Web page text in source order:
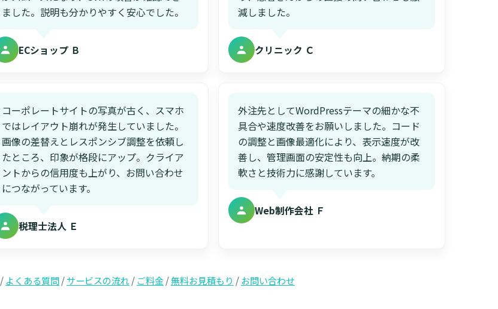
ました。説明も分かりやすく安心でした。
ECショップ Ｂ
減しました。
クリニック Ｃ
コーポレートサイトの写真が古く、スマホ
ではレイアウト崩れが発生していました。
画像の差替えとレスポンシブ調整を依頼し
たところ、印象が格段にアップ。クライア
ントからの信用度も上がり、お問い合わせ
につながっています。
税理士法人 Ｅ
外注先としてWordPressテーマの細かな不
具合や速度改善をお願いしました。コード
の調整と画像最適化により、表示速度が改
善し、管理画面の安定性も向上。納期の柔
軟さと技術力に感謝しています。
Web制作会社 Ｆ
/ よくある質問/サービスの流れ/ ご料金/無料お見積もり / お問い合わせ